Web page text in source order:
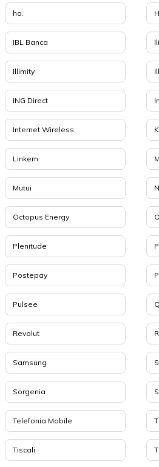
ho.
IBL Banca
Illimity
ING Direct
Internet Wireless
Linkem
Mutui
Octopus Energy
Plenitude
Postepay
Pulsee
Revolut
Samsung
Sorgenia
Telefonia Mobile
Tiscali